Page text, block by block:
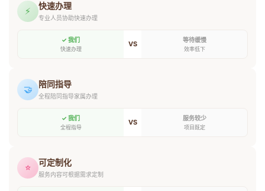
⚡ 快速办理
专业人员协助快速办理
✓ 我们
快速办理
VS 等待缓慢
效率低下
🤝 陪同指导
全程陪同指导家属办理
✓ 我们
全程指导
VS 服务较少
项目既定
⭐ 可定制化
服务内容可根据需求定制